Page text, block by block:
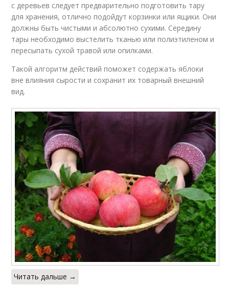
с деревьев следует предварительно подготовить тару
для хранения, отлично подойдут корзинки или ящики. Они
должны быть чистыми и абсолютно сухими. Середину
тары необходимо выстелить тканью или полиэтиленом и
пересыпать сухой травой или опилками.
Такой алгоритм действий поможет содержать яблоки
вне влияния сырости и сохранит их товарный внешний
вид.
Читать дальше →